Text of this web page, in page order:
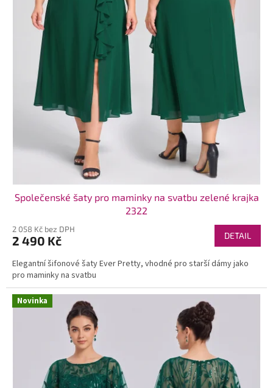
Společenské šaty pro maminky na svatbu zelené krajka
2322
2 058 Kč bez DPH
2 490 Kč DETAIL
Elegantní šifonové šaty Ever Pretty, vhodné pro starší dámy jako
pro maminky na svatbu
Novinka